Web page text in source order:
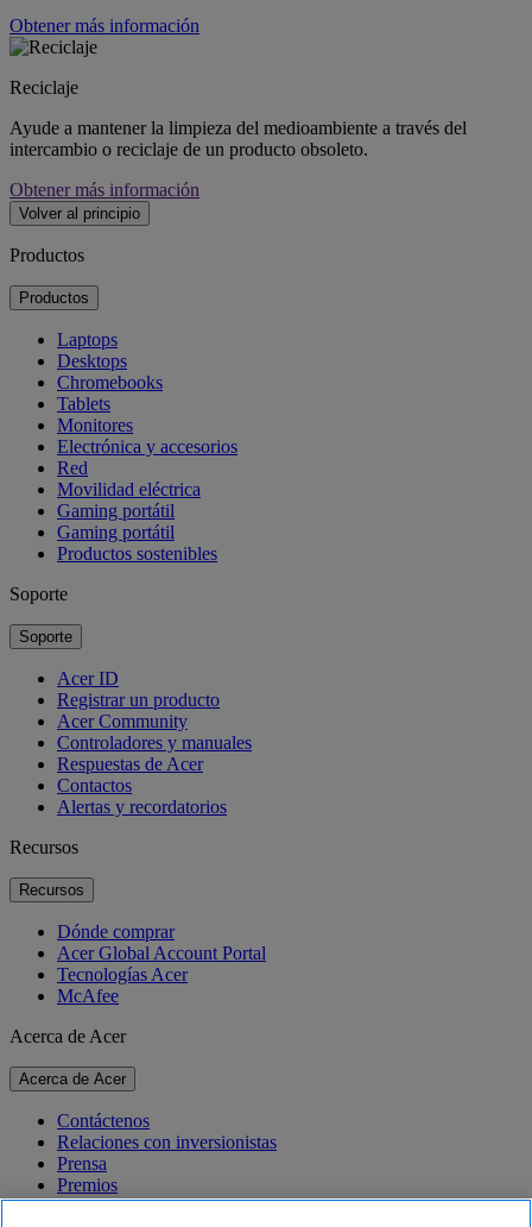
Obtener más información
Reciclaje
Ayude a mantener la limpieza del medioambiente a través del
intercambio o reciclaje de un producto obsoleto.
Obtener más información
Volver al principio
Productos
Productos
Laptops
Desktops
Chromebooks
Tablets
Monitores
Electrónica y accesorios
Red
Movilidad eléctrica
Gaming portátil
Gaming portátil
Productos sostenibles
Soporte
Soporte
Acer ID
Registrar un producto
Acer Community
Controladores y manuales
Respuestas de Acer
Contactos
Alertas y recordatorios
Recursos
Recursos
Dónde comprar
Acer Global Account Portal
Tecnologías Acer
McAfee
Acerca de Acer
Acerca de Acer
Contáctenos
Relaciones con inversionistas
Prensa
Premios
Eventos